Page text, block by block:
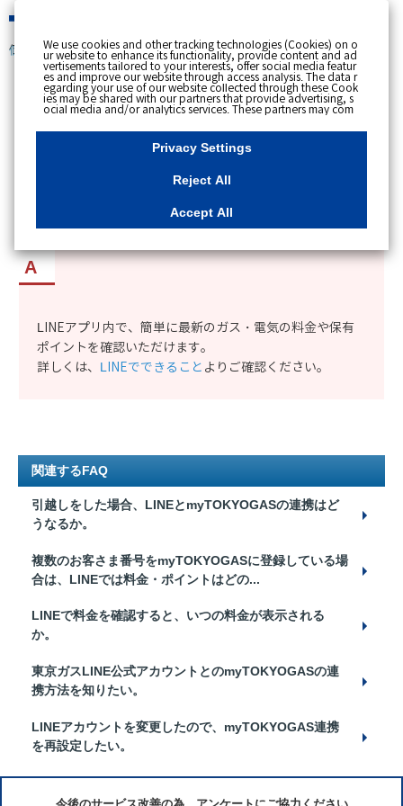
個人のお客さま
[ トップへ戻る ]
カテゴリー表示
更新日時 : 2023/12/07 12:31
myTOKYOGASとLINEを連携すると何ができる
LINEアプリ内で、簡単に最新のガス・電気の料金や保有
ポイントを確認いただけます。
詳しくは、 LINEでできること よりご確認ください。
関連するFAQ
引越しをした場合、LINEとmyTOKYOGASの連携はど
うなるか。
複数のお客さま番号をmyTOKYOGASに登録している場
合は、LINEでは料金・ポイントはどの...
LINEで料金を確認すると、いつの料金が表示される
か。
東京ガスLINE公式アカウントとのmyTOKYOGASの連
携方法を知りたい。
LINEアカウントを変更したので、myTOKYOGAS連携
を再設定したい。
We use cookies and other tracking technologies (Cookies) on o
ur website to enhance its functionality, provide content and ad
vertisements tailored to your interests, offer social media featur
es and improve our website through access analysis. The data r
egarding your use of our website collected through these Cook
ies may be shared with our partners that provide advertising, s
ocial media and/or analytics services. These partners may com
bine the data shared by us with other data that you have provi
ded to them or that they have collected from your use of their s
ervices or other websites to analyse and optimise advertisemen
ts delivered to you by businesses other than us on the internet.
essary Cookies, please click "Reject All". If you agree to the use
of all Cookies, please click "Accept All". To select your preferen
u can change your consent or rejection settings at any time by c
"Privacy Settings"button on this banner or through y
our browser's "Settings". For more information regarding the pr
site, please refer to the link below.Cookies DetailsPrivacy Polic
y
Privacy Settings
Reject All
Accept All